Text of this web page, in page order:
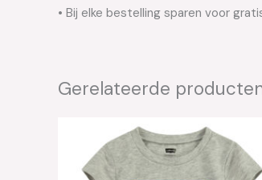
• Bij elke bestelling sparen voor
Gerelateerde